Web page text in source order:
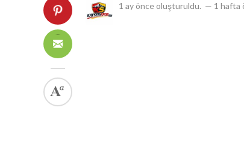
1 ay önce oluşturuldu. — 1 hafta